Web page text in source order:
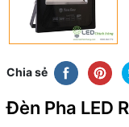
Chia sẻ
Đèn Pha LED